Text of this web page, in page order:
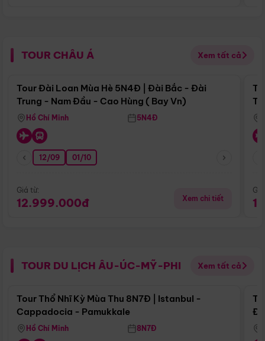
TOUR CHÂU Á Xem tất cả
Điểm nổi bật
Tour Đài Loan Mùa Hè 5N4Đ | Đài Bắc - Đài
Trung - Nam Đầu - Cao Hùng ( Bay Vn)
Hồ Chí Minh 5N4Đ
12/09 01/10
Giá từ:
12.999.000đ Xem chi tiết
TOUR DU LỊCH ÂU-ÚC-MỸ-PHI Xem tất cả
Điểm nổi bật
Tour Thổ Nhĩ Kỳ Mùa Thu 8N7Đ | Istanbul -
Cappadocia - Pamukkale
Hồ Chí Minh 8N7Đ